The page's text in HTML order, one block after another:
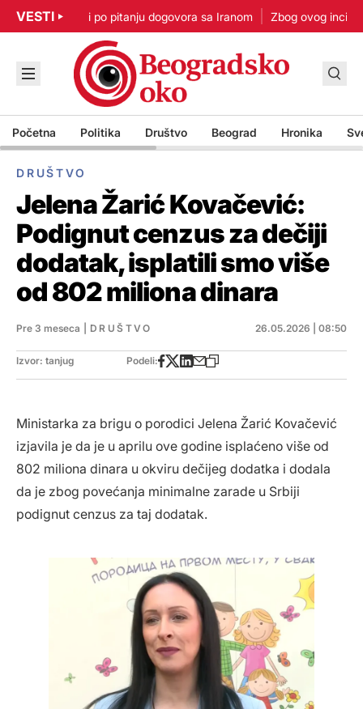
VESTI
Nisam u žurbi po pitanju dogovora sa Iranom Zbog ovog
Početna Politika Društvo Beograd Hronika
DRUŠTVO
Jelena Žarić Kovačević:
Podignut cenzus za dečiji
dodatak, isplatili smo više
od 802 miliona dinara
Pre 3 meseca DRUŠTVO 26.05.2026 | 08:50
Izvor: tanjug Podeli:
Ministarka za brigu o porodici Jelena Žarić Kovačević
izjavila je da je u aprilu ove godine isplaćeno više od
802 miliona dinara u okviru dečijeg dodatka i dodala
da je zbog povećanja minimalne zarade u Srbiji
podignut cenzus za taj dodatak.